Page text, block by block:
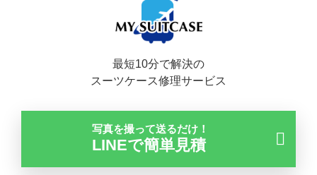
最短10分で解決の
スーツケース修理サービス
写真を撮って送るだけ！
LINEで簡単見積